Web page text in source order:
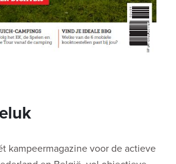
kampeermagazine voor de actieve